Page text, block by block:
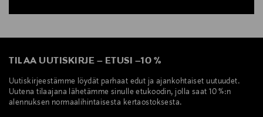
TILAA UUTISKIRJE – ETUSI –10 %
Uutiskirjeestämme löydät parhaat edut ja ajankohtaiset uutuudet.
Uutena tilaajana lähetämme sinulle etukoodin, jolla saat 10 %:n
alennuksen normaalihintaisesta kertaostoksesta.